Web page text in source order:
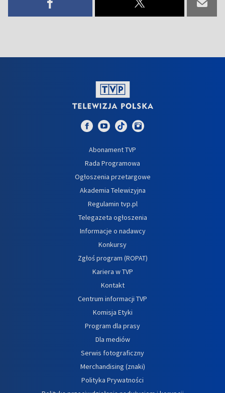
Abonament TVP
Rada Programowa
Ogłoszenia przetargowe
Akademia Telewizyjna
Regulamin tvp.pl
Telegazeta ogłoszenia
Informacje o nadawcy
Konkursy
Zgłoś program (ROPAT)
Kariera w TVP
Kontakt
Centrum informacji TVP
Komisja Etyki
Program dla prasy
Dla mediów
Serwis fotograficzny
Merchandising (znaki)
Polityka Prywatności